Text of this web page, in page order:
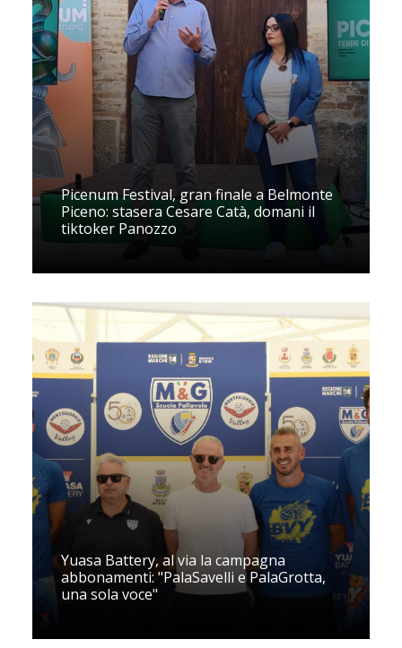
Picenum Festival, gran finale a Belmonte
Piceno: stasera Cesare Catà, domani il
tiktoker Panozzo
Yuasa Battery, al via la campagna
abbonamenti: "PalaSavelli e PalaGrotta,
una sola voce"